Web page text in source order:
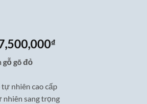
gốc
₫Giá
7,500,000₫.
gỗ gõ đỏ
nhiên cao cấp
nhiên sang trọng